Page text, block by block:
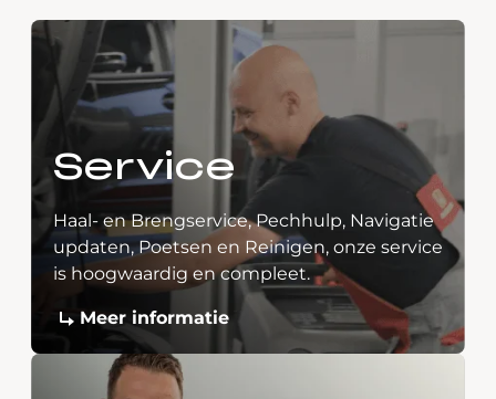
Service
Haal- en Brengservice, Pechhulp, Navigatie
updaten, Poetsen en Reinigen, onze service
is hoogwaardig en compleet.
Meer informatie